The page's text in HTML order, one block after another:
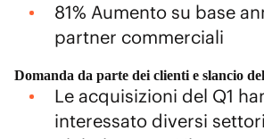
81% Aumento su base
partner commerciali
Domanda da parte dei clienti e slancio
Le acquisizioni del Q1
interessato diversi